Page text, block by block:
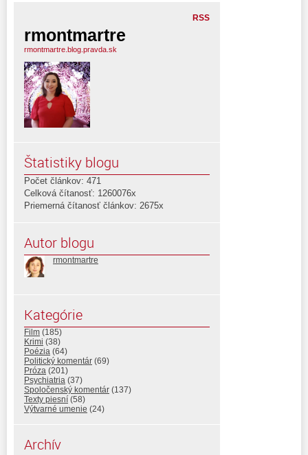
RSS
rmontmartre
rmontmartre.blog.pravda.sk
Štatistiky blogu
Počet článkov: 471
Celková čítanosť: 1260076x
Priemerná čítanosť článkov: 2675x
Autor blogu
rmontmartre
Kategórie
Film (185)
Krimi (38)
Poézia (64)
Politický komentár (69)
Próza (201)
Psychiatria (37)
Spoločenský komentár (137)
Texty piesní (58)
Výtvarné umenie (24)
Archív